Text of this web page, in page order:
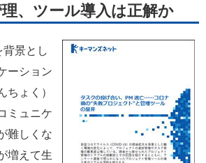
、ツール導入は正解か
景とし
ーション
ょく）
ミュニケ
難しくな
増えて生